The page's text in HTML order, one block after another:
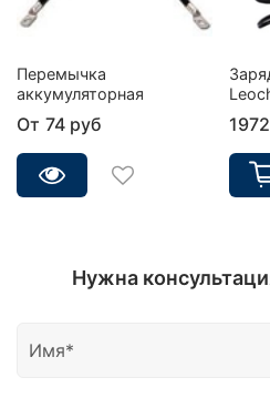
Перемычка
аккумуляторная
От 74 руб
Нужна